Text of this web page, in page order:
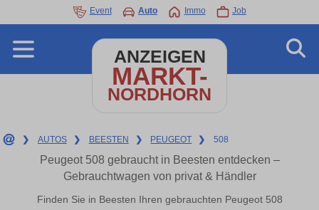
Event Auto Immo Job
ANZEIGEN
MARKT-
NORDHORN
❯ AUTOS ❯ BEESTEN ❯ PEUGEOT ❯ 508
Peugeot 508 gebraucht in Beesten entdecken –
Gebrauchtwagen von privat & Händler
Finden Sie in Beesten Ihren gebrauchten Peugeot 508